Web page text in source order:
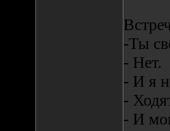
-Ты
- Нет.
- И я
-
- И